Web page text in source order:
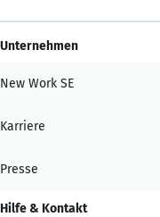
Unternehmen
New Work SE
Karriere
Presse
Hilfe & Kontakt